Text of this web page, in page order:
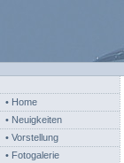
• Home
• Neuigkeiten
• Vorstellung
• Fotogalerie